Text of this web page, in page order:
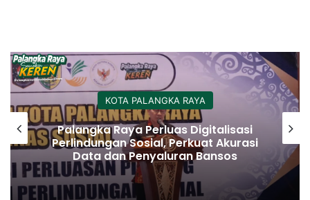
KOTA PALANGKA RAYA
Palangka Raya Perluas Digitalisasi
Perlindungan Sosial, Perkuat Akurasi
Data dan Penyaluran Bansos